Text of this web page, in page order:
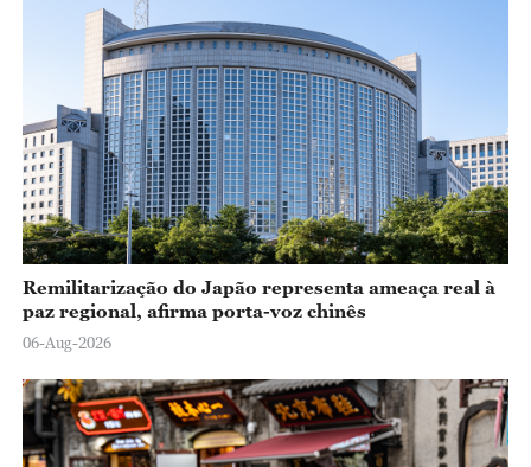
Remilitarização do Japão representa ameaça real à
paz regional, afirma porta-voz chinês
06-Aug-2026